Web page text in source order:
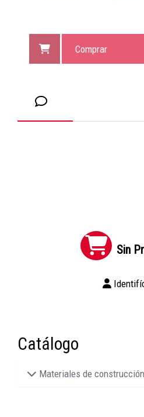
Comprar
Sin
Catálogo
Materiales de